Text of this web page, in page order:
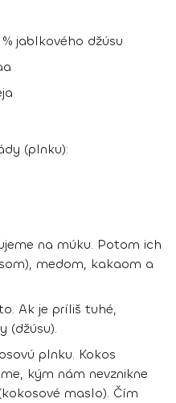
jablkového džúsu
(plnku):
na múku. Potom ich
medom, kakaom a
Ak je príliš tuhé,
(džúsu).
plnku. Kokos
kým nám nevznikne
maslo). Čím